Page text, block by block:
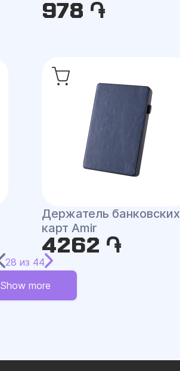
978 ֏
Держатель банковских
карт Amir
4262 ֏
28 из 44
Show more